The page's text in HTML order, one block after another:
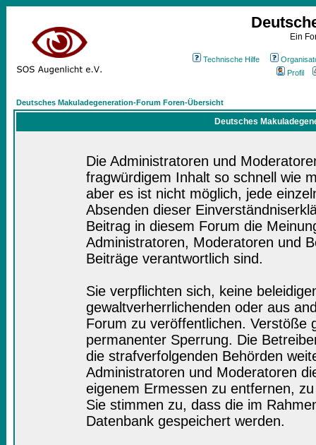
Ein
Technische Hilfe
Profil
Deutsches Makuladegeneration-Forum Foren-Übersicht
Deutsches
Die Administratoren und
fragwürdigem Inhalt so schnell wie
aber es ist nicht möglich, jede
Absenden dieser
Beitrag in diesem Forum die
Administratoren, Moderatoren und
Beiträge verantwortlich sind.
Sie verpflichten sich, keine
gewaltverherrlichenden oder aus
Forum zu veröffentlichen. Verstöße
permanenter Sperrung. Die
die strafverfolgenden Behörden
Administratoren und Moderatoren
eigenem Ermessen zu entfernen,
Sie stimmen zu, dass die im
Datenbank gespeichert werden.